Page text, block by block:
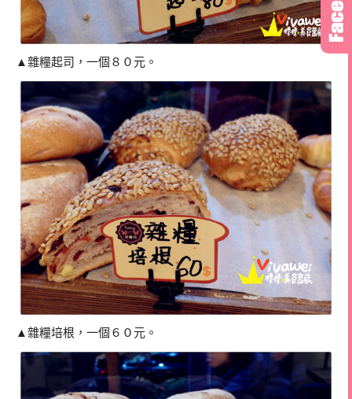
▲雜糧起司，一個８０元。
▲雜糧培根，一個６０元。